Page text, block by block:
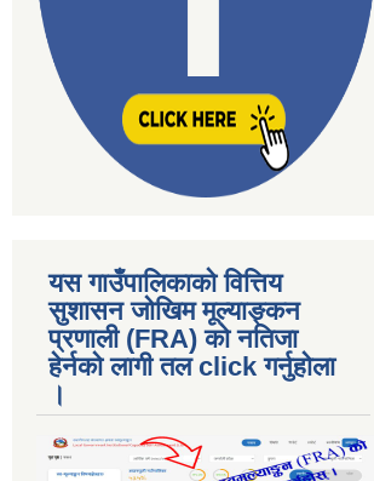
यस गाउँपालिकाकाे वित्तिय
सुशासन जोखिम मूल्याङ्कन
प्रणाली (FRA) काे नतिजा
हेर्नकाे लागी तल click गर्नुहाेला
।